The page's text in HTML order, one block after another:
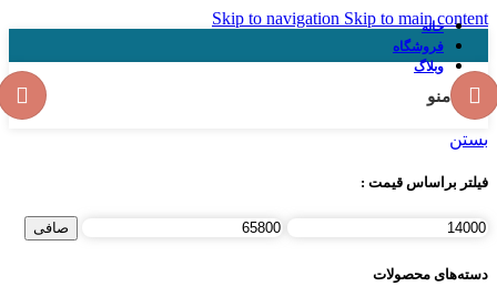
Skip to navigationSkip to main content
خانه
فروشگاه
وبلاگ
منو
بستن
فیلتر براساس قیمت :
حداقل
حداكثر
صافی
دسته‌های محصولات